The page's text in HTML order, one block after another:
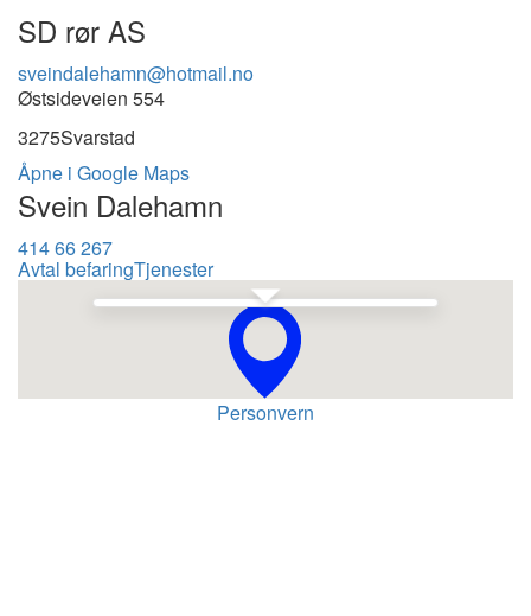
SD rør AS
sveindalehamn@hotmail.no
Østsideveien 554
3275Svarstad
Åpne i Google Maps
Svein Dalehamn
414 66 267
Avtal befaringTjenester
Personvern